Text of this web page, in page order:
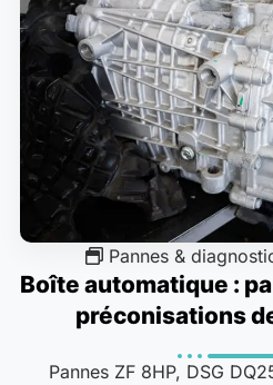
Pannes &
Boîte automatique :
préconisations
Pannes ZF 8HP, DSG